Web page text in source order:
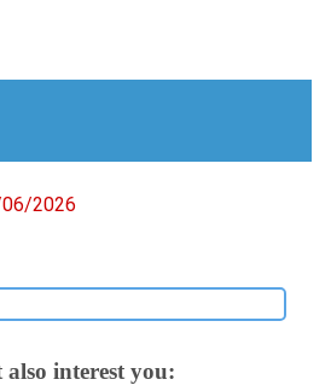
2026
interest you: